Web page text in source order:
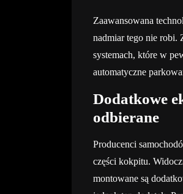
Zaawansowana
nadmiar tego nie robi.
systemach, które w
automatyczne
Dodatkowe
odbierane
Producenci
części kokpitu.
montowane są